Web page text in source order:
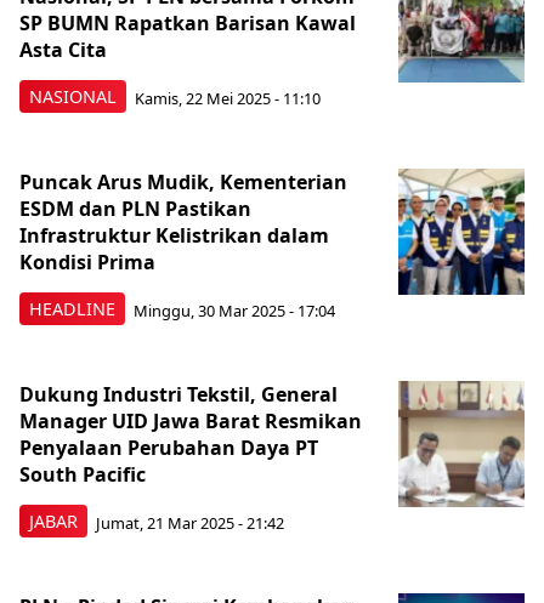
NASIONAL
SP BUMN Rapatkan Barisan Kawal
Asta Cita
Kamis, 22 Mei 2025 - 11:10
HEADLINE
Puncak Arus Mudik, Kementerian
ESDM dan PLN Pastikan
Infrastruktur Kelistrikan dalam
Kondisi Prima
Minggu, 30 Mar 2025 - 17:04
JABAR
Dukung Industri Tekstil, General
Manager UID Jawa Barat Resmikan
Penyalaan Perubahan Daya PT
South Pacific
Jumat, 21 Mar 2025 - 21:42